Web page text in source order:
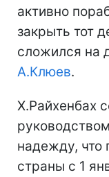
активно
закрыть тот
сложился на
А.Клюев.
Х.Райхенбах
надежду, что
страны с 1